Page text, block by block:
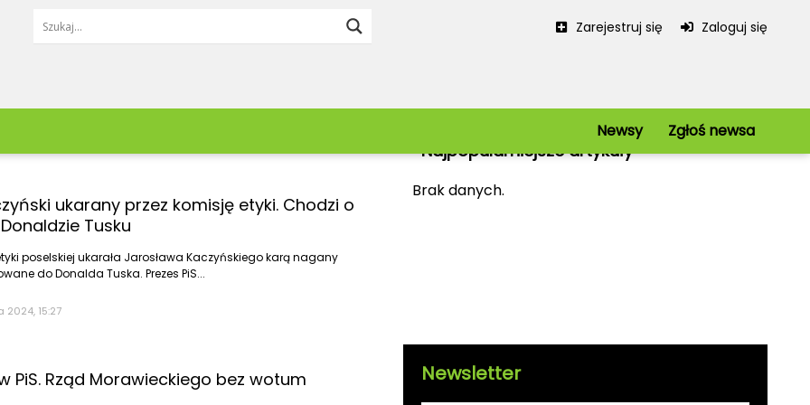
Zarejestruj się Zaloguj się
Trzebnica
Wołów
Ząbkowice Śląskie
Lifestyle
Moda & Uroda
Dom & Wnętrze
Podróże
Dziecko
Redakcja
Kontakt
Serwis
Newsy Zgłoś newsa
ukarany przez komisję etyki. Chodzi o
Tusku
poselskiej ukarała Jarosława Kaczyńskiego karą nagany
do Donalda Tuska. Prezes PiS...
2024, 15:27
PiS. Rząd Morawieckiego bez wotum
Najpopularniejsze artykuły
Brak danych.
Newsletter